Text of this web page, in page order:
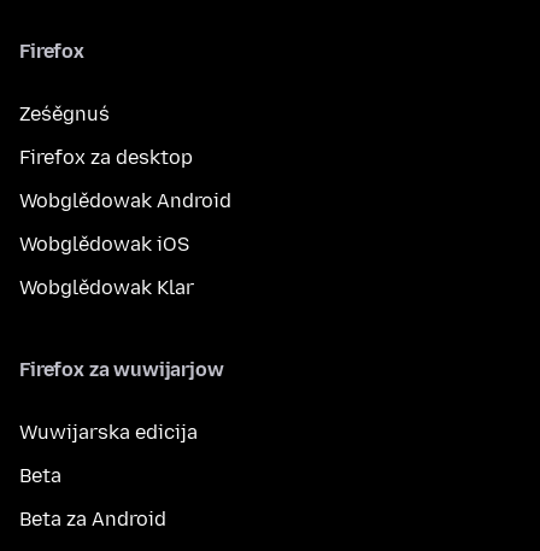
Firefox
Ześěgnuś
Firefox za desktop
Wobglědowak Android
Wobglědowak iOS
Wobglědowak Klar
Firefox za wuwijarjow
Wuwijarska edicija
Beta
Beta za Android